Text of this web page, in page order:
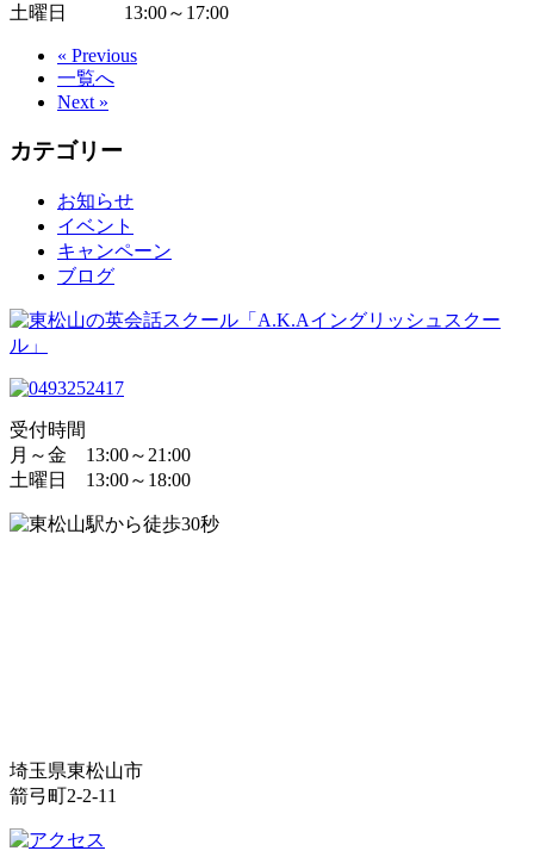
土曜日 13:00～17:00
« Previous
一覧へ
Next »
カテゴリー
お知らせ
イベント
キャンペーン
ブログ
受付時間
月～金 13:00～21:00
土曜日 13:00～18:00
埼玉県東松山市
箭弓町2-2-11